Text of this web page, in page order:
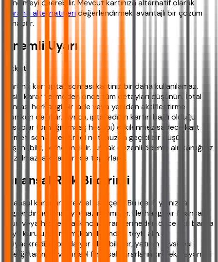
yönelmeyi önerebilir. Mevcut kartınıza alternatif olarak
Garanti alternatifleri değerlendirmek, avantajlı bir çözüm
sunabilir.
Önemli Uyarı
Dikkat!
Garanti kart iptali sonrası kartınız bir daha kullanılamaz.
Kesin karar vermeden önce tüm detayları düşünün. İptal
sonrası herhangi bir iade veya yeniden aktifleştirme
mümkün değildir. Ayrıca, iptal edilen kartın bağlı olduğu
hesaplar (örneğin maaş hesabı) etkilenmez sadece kart
hizmeti sona erer. Kredi notunuzda geçici bir düşüş
yaşanabilir, bu normaldir. Ancak düzenli ödeme alışkanlığınız
bozulmazsa kısa sürede toparlanır.
Finansal Risk Bildirimi
Finansal kararlar bireysel risk içerir. Bu içerik yalnızca
bilgilendirme amacıyla hazırlanmıştır. Herhangi bir finansal
ürün veya hizmet hakkında karar vermeden önce ilgili banka
veya kuruluşun resmi kanallarından teyit alın.
ihtiyackredisi.com'da yer alan bilgiler, yatırım tavsiyesi
niteliği taşımaz ve kişisel finansal kararlarınızın tek dayanağı